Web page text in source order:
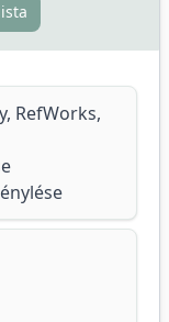
RefWorks,